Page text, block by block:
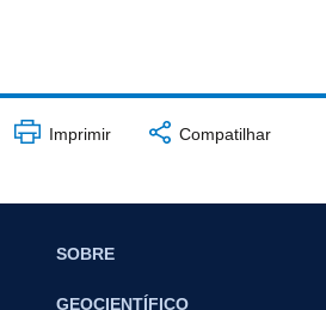
Imprimir Compatilhar
SOBRE
GEOCIENTÍFICO